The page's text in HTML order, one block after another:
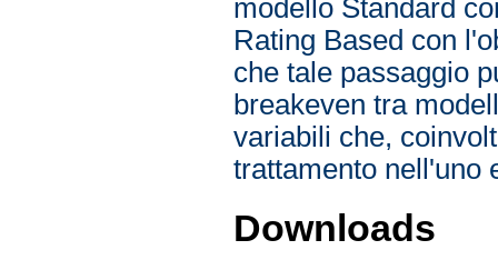
modello Standard
Rating Based con
che tale passaggio
breakeven tra
variabili che,
trattamento nell'uno
Downloads